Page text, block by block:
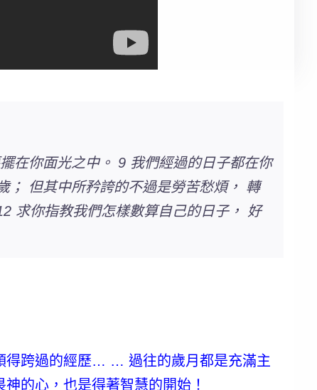
在你面光之中。 9 我們經過的日子都在你
； 但其中所矜誇的不過是勞苦愁煩， 轉
求你指教我們怎樣數算自己的日子， 好
得跨過的經歷… … 過往的歲月都是充滿主
的心，也是得著智慧的開始！